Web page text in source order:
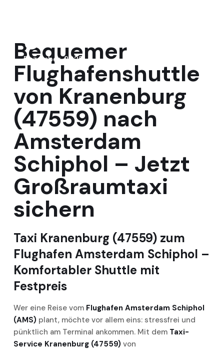
8
Dezember, 2025
Bequemer
Flughafenshuttle
von Kranenburg
(47559) nach
Amsterdam
Schiphol – Jetzt
Großraumtaxi
sichern
Taxi Kranenburg (47559) zum
Flughafen Amsterdam Schiphol –
Komfortabler Shuttle mit
Festpreis
Wer eine Reise vom Flughafen Amsterdam Schiphol
(AMS) plant, möchte vor allem eins: stressfrei und
pünktlich am Terminal ankommen. Mit dem Taxi-
Service Kranenburg (47559) von